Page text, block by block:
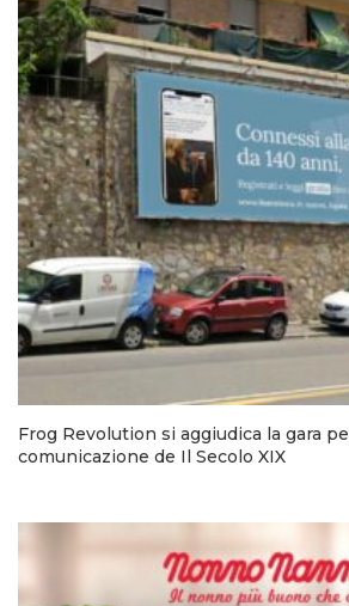
Frog Revolution si aggiudica la gara
comunicazione de Il Secolo XIX